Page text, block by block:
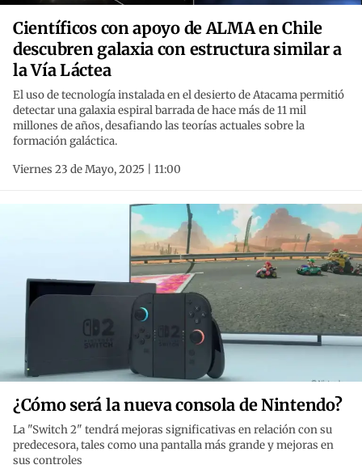
Científicos con apoyo de ALMA en Chile
descubren galaxia con estructura similar a
la Vía Láctea
El uso de tecnología instalada en el desierto de Atacama permitió
detectar una galaxia espiral barrada de hace más de 11 mil
millones de años, desafiando las teorías actuales sobre la
formación galáctica.
Viernes 23 de Mayo, 2025 | 11:00
¿Cómo será la nueva consola de Nintendo?
La "Switch 2" tendrá mejoras significativas en relación con su
predecesora, tales como una pantalla más grande y mejoras en
sus controles